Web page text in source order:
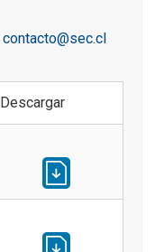
contacto@sec.cl
Descargar